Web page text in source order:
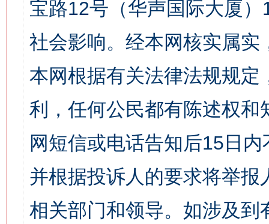
宝路12号（华声国际大厦
社会影响。经本网核实属
本网根据有关法律法规规
利，任何公民都有陈述权
网短信或电话告知后15日
并根据投诉人的要求将举
相关部门和领导。如涉及